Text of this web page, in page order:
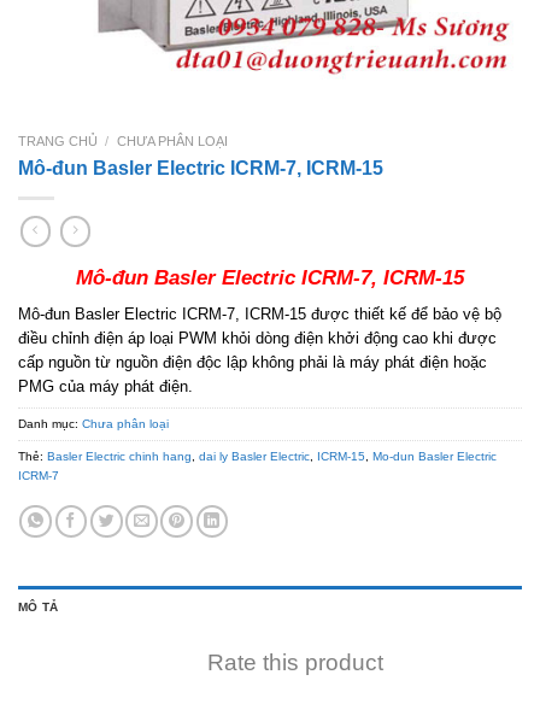
TRANG CHỦ / CHƯA PHÂN LOẠI
Mô-đun Basler Electric ICRM-7, ICRM-15
Mô-đun Basler Electric ICRM-7, ICRM-15
Mô-đun Basler Electric ICRM-7, ICRM-15 được thiết kế để bảo vệ bộ
điều chỉnh điện áp loại PWM khỏi dòng điện khởi động cao khi được
cấp nguồn từ nguồn điện độc lập không phải là máy phát điện hoặc
PMG của máy phát điện.
Danh mục: Chưa phân loại
Thẻ: Basler Electric chinh hang dai ly Basler Electric ICRM-15
Mo-dun Basler Electric
ICRM-7
MÔ TẢ
Rate this product